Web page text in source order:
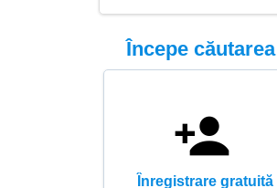
Începe căutarea
Înregistrare gratuită